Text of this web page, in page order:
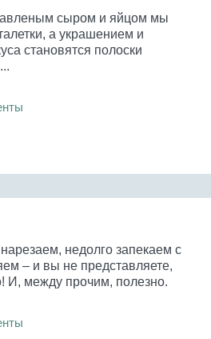
сыром и яйцом мы
а украшением и
становятся полоски
недолго запекаем с
– и вы не представляете,
И, между прочим, полезно.